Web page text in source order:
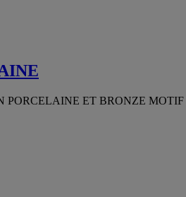
PORCELAINE ET BRONZE